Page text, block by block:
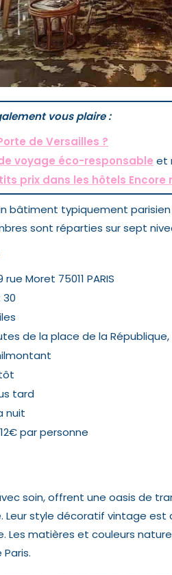
vous plaire :
de Versailles ?
voyage éco-responsable et
prix dans les hôtels Encore
bâtiment typiquement
sont réparties sur sept
Moret 75011 PARIS
de la place de la
tard
nuit
par personne
soin, offrent une oasis de
Leur style décoratif vintage
Les matières et couleurs